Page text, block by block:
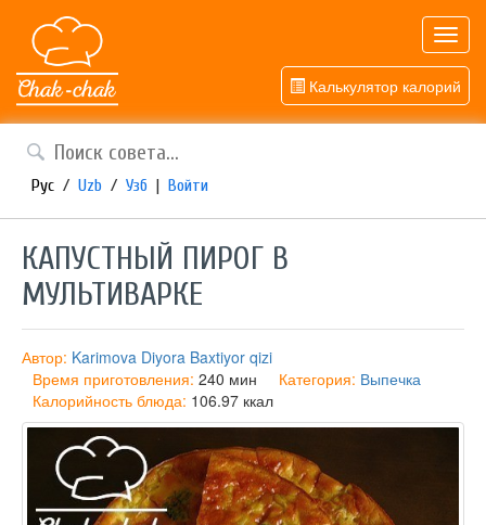
Калькулятор калорий
Рус / Uzb / Узб | Войти
КАПУСТНЫЙ ПИРОГ В
МУЛЬТИВАРКЕ
Автор: Karimova Diyora Baxtiyor qizi
Время приготовления: 240 мин Категория: Выпечка
Калорийность блюда: 106.97 ккал